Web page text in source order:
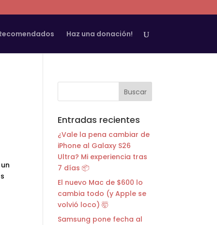
Haz una donación!
Entradas recientes
¿Vale la pena cambiar de
iPhone al Galaxy S26
Ultra? Mi experiencia tras
7 días 📦
El nuevo Mac de $600 lo
cambia todo (y Apple se
volvió loco) 🤯
Samsung pone fecha al